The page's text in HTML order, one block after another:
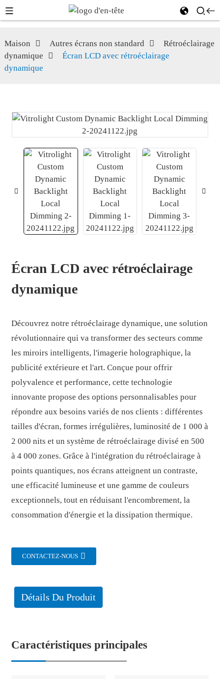
Maison Autres écrans non standard
Rétroéclairage
dynamique
Écran LCD avec rétroéclairage
dynamique
Écran LCD avec rétroéclairage
dynamique
Découvrez notre rétroéclairage dynamique, une solution
révolutionnaire qui va transformer des secteurs comme
les miroirs intelligents, l'imagerie holographique, la
publicité extérieure et l'art. Conçue pour offrir
polyvalence et performance, cette technologie
innovante propose des options personnalisables pour
répondre aux besoins variés de nos clients : différentes
tailles d'écran, formes irrégulières, luminosité de 1 000 à
2 000 nits et un système de rétroéclairage divisé en 500
à 4 000 zones. Grâce à l'intégration du rétroéclairage à
points quantiques, nos écrans atteignent un contraste,
une efficacité lumineuse et une gamme de couleurs
exceptionnels, tout en réduisant l'encombrement, la
consommation d'énergie et la dissipation thermique.
CONTACTEZ-NOUS
Détails Du Produit
Caractéristiques principales